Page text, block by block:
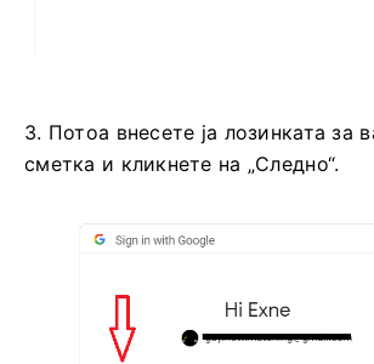
3. Потоа внесете ја лозинката за
сметка и кликнете на „Следно“.